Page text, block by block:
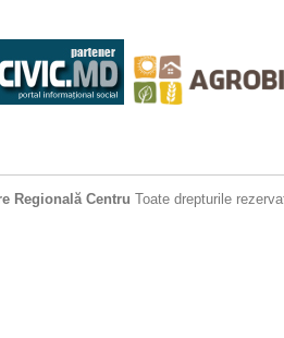
Regională Centru Toate drepturile